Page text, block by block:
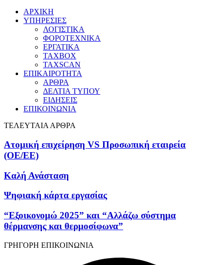
ΑΡΧΙΚΗ
ΥΠΗΡΕΣΙΕΣ
ΛΟΓΙΣΤΙΚΑ
ΦΟΡΟΤΕΧΝΙΚΑ
ΕΡΓΑΤΙΚΑ
TAXBOX
TAXSCAN
ΕΠΙΚΑΙΡΟΤΗΤΑ
ΑΡΘΡΑ
ΔΕΛΤΙΑ ΤΥΠΟΥ
ΕΙΔΗΣΕΙΣ
ΕΠΙΚΟΙΝΩΝΙΑ
ΤΕΛΕΥΤΑΙΑ ΑΡΘΡΑ
Ατομική επιχείρηση VS Προσωπική εταιρεία
(OE/EE)
Καλή Ανάσταση
Ψηφιακή κάρτα εργασίας
“Εξοικονομώ 2025” και “Αλλάζω σύστημα
θέρμανσης και θερμοσίφωνα”
ΓΡΗΓΟΡΗ ΕΠΙΚΟΙΝΩΝΙΑ